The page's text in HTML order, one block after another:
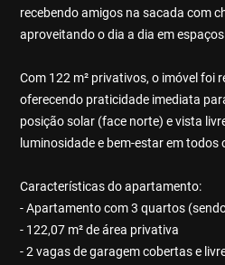
recebendo amigos na sacada com
aproveitando o dia a dia em
Com 122 m² privativos, o imóvel foi
oferecendo praticidade imediata
posição solar (face norte) e vista
luminosidade e bem-estar em todos
Características do apartamento:
- Apartamento com 3 quartos
- 122,07 m² de área privativa
- 2 vagas de garagem cobertas e